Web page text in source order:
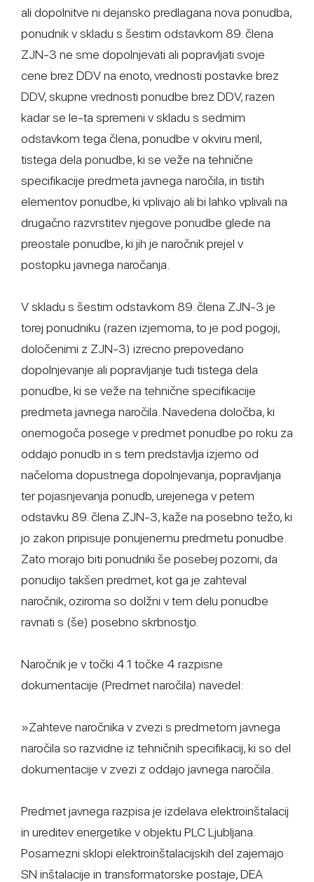
ali dopolnitve ni dejansko predlagana nova ponudba,
ponudnik v skladu s šestim odstavkom 89. člena
ZJN-3 ne sme dopolnjevati ali popravljati svoje
cene brez DDV na enoto, vrednosti postavke brez
DDV, skupne vrednosti ponudbe brez DDV, razen
kadar se le-ta spremeni v skladu s sedmim
odstavkom tega člena, ponudbe v okviru meril,
tistega dela ponudbe, ki se veže na tehnične
specifikacije predmeta javnega naročila, in tistih
elementov ponudbe, ki vplivajo ali bi lahko vplivali na
drugačno razvrstitev njegove ponudbe glede na
preostale ponudbe, ki jih je naročnik prejel v
postopku javnega naročanja.
V skladu s šestim odstavkom 89. člena ZJN-3 je
torej ponudniku (razen izjemoma, to je pod pogoji,
določenimi z ZJN-3) izrecno prepovedano
dopolnjevanje ali popravljanje tudi tistega dela
ponudbe, ki se veže na tehnične specifikacije
predmeta javnega naročila. Navedena določba, ki
onemogoča posege v predmet ponudbe po roku za
oddajo ponudb in s tem predstavlja izjemo od
načeloma dopustnega dopolnjevanja, popravljanja
ter pojasnjevanja ponudb, urejenega v petem
odstavku 89. člena ZJN-3, kaže na posebno težo, ki
jo zakon pripisuje ponujenemu predmetu ponudbe.
Zato morajo biti ponudniki še posebej pozorni, da
ponudijo takšen predmet, kot ga je zahteval
naročnik, oziroma so dolžni v tem delu ponudbe
ravnati s (še) posebno skrbnostjo.
Naročnik je v točki 4.1 točke 4 razpisne
dokumentacije (Predmet naročila) navedel:
»Zahteve naročnika v zvezi s predmetom javnega
naročila so razvidne iz tehničnih specifikacij, ki so del
dokumentacije v zvezi z oddajo javnega naročila.
Predmet javnega razpisa je izdelava elektroinštalacij
in ureditev energetike v objektu PLC Ljubljana.
Posamezni sklopi elektroinštalacijskih del zajemajo
SN inštalacije in transformatorske postaje, DEA